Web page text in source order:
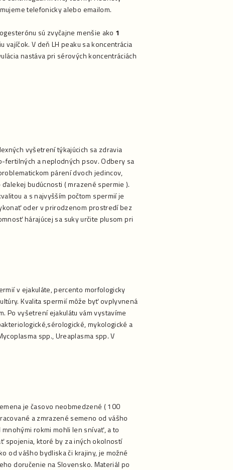
telefonicky alebo emailom.
sú zvyčajne menšie ako 1
vajíčok. V deň LH peaku sa koncentrácia
nastáva pri sérových koncentráciách
vyšetrení týkajúcich sa zdravia
fertilných a neplodných psov. Odbery sa
párení dvoch jedincov,
budúcnosti ( mrazené spermie ).
a s najvyšším počtom spermií je
oder v prirodzenom prostredí bez
hárajúcej sa suky určite plusom pri
v ejakuláte, percento morfologicky
Kvalita spermií môže byť ovplyvnená
Po vyšetrení ejakulátu vám vystavíme
mykologické a
spp., Ureaplasma spp. V
je časovo neobmedzené ( 100
a zmrazené semeno od vášho
rokmi mohli len snívať, a to
spojenia, ktoré by za iných okolností
od vášho bydliska či krajiny, je možné
doručenie na Slovensko. Materiál po